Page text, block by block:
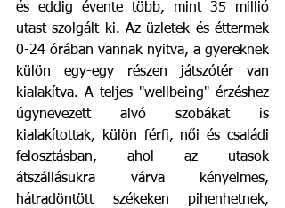
és eddig évente több, mint 35 millió
utast szolgált ki. Az üzletek és éttermek
0-24 órában vannak nyitva, a gyereknek
külön egy-egy részen játszótér van
kialakítva. A teljes "wellbeing" érzéshez
úgynevezett alvó szobákat is
kialakítottak, külön férfi, női és családi
felosztásban, ahol az utasok
átszállásukra várva kényelmes,
hátradöntött székeken pihenhetnek,